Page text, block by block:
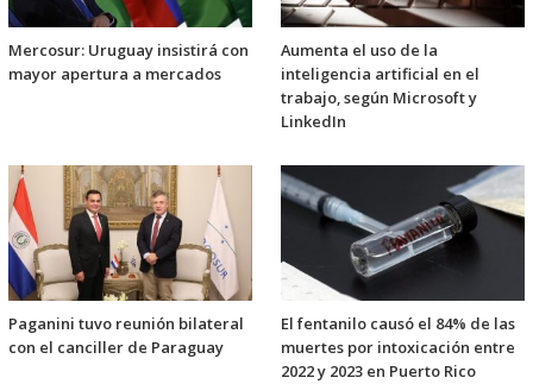
Mercosur: Uruguay insistirá con
mayor apertura a mercados
Aumenta el uso de la
inteligencia artificial en el
trabajo, según Microsoft y
LinkedIn
Paganini tuvo reunión bilateral
con el canciller de Paraguay
El fentanilo causó el 84% de las
muertes por intoxicación entre
2022 y 2023 en Puerto Rico